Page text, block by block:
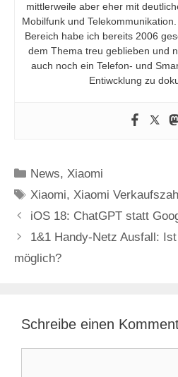
mittlerweile aber eher mit
Mobilfunk und
Bereich habe ich bereits 2006
dem Thema treu geblieben und
auch noch ein Telefon- und
Entiwcklung zu
Kategorien
News,Xiaomi
Schlagwörter
Xiaomi,Xiaomi
iOS 18: ChatGPT statt
1&1 Handy-Netz Ausfall:
möglich?
Schreibe einen